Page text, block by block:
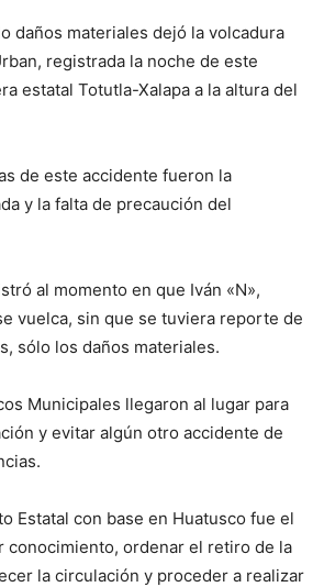
daños materiales dejó la volcadura
registrada la noche de este
estatal Totutla-Xalapa a la altura del
de este accidente fueron la
y la falta de precaución del
al momento en que Iván «N»,
vuelca, sin que se tuviera reporte de
sólo los daños materiales.
Municipales llegaron al lugar para
y evitar algún otro accidente de
Estatal con base en Huatusco fue el
conocimiento, ordenar el retiro de la
la circulación y proceder a realizar